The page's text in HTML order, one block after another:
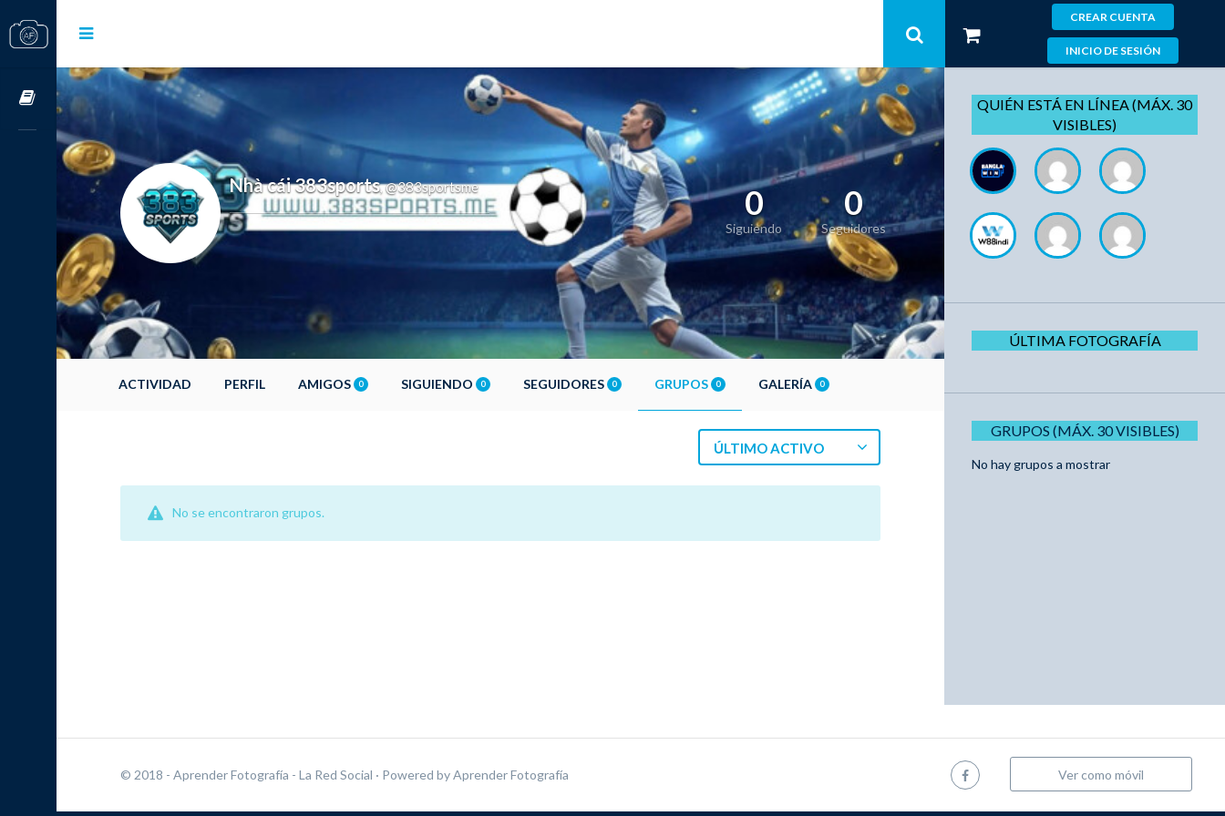
CREAR CUENTA
INICIO DE SESIÓN
Cursos OnLine
Nhà cái 383sports,@383sportsme 0
Siguiendo
0
Seguidores
ACTIVIDAD PERFIL AMIGOS 0 SIGUIENDO 0 SEGUIDORES 0 GRUPOS 0 GALERÍA 0
ÚLTIMO ACTIVO
No se encontraron grupos.
QUIÉN ESTÁ EN LÍNEA (MÁX. 30
VISIBLES)
ÚLTIMA FOTOGRAFÍA
GRUPOS (MÁX. 30 VISIBLES)
No hay grupos a mostrar
© 2018 - Aprender Fotografía - La Red Social · Powered byAprender Fotografía